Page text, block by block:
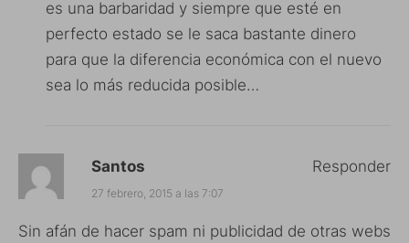
es una barbaridad y siempre que esté en
perfecto estado se le saca bastante dinero
para que la diferencia económica con el nuevo
sea lo más reducida posible…
Santos
27 febrero, 2015 a las 7:07
Sin afán de hacer spam ni publicidad de otras webs
Responder